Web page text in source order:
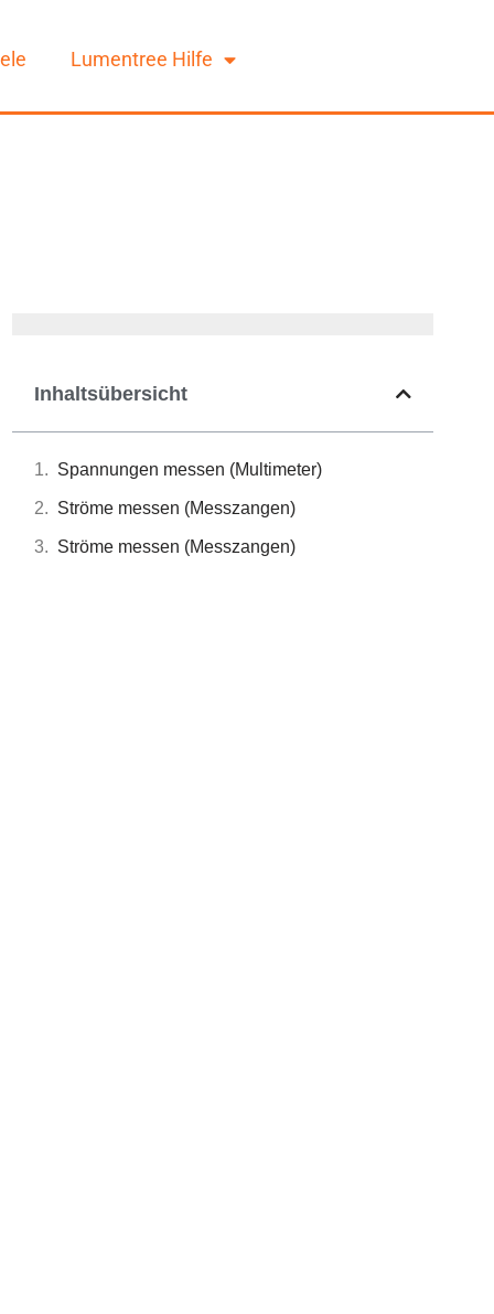
Lumentree Hilfe
Inhaltsübersicht
Spannungen messen (Multimeter)
Ströme messen (Messzangen)
Ströme messen (Messzangen)